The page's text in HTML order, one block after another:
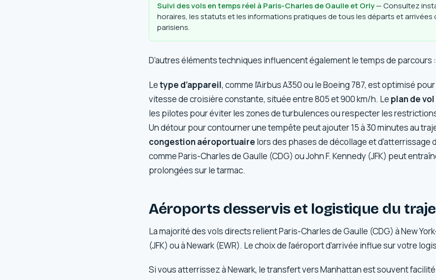
Suivi des vols en temps réel à Paris-Charles de Gaulle et Orly— Consultez
horaires, les statuts et les informations pratiques de tous les départs et arrivées
parisiens.
D’autres éléments techniques influencent également le temps de parcours :
Letype d’appareil, comme l’Airbus A350 ou le Boeing 787, est optimisé
vitesse de croisière constante, située entre 805 et 900 km/h. Le plan de vol
les pilotes pour éviter les zones de turbulences ou respecter les
Un détour pour contourner une tempête peut ajouter 15 à 30 minutes au
congestion aéroportuaire lors des phases de décollage et d’atterrissage
comme Paris-Charles de Gaulle (CDG) ou John F. Kennedy (JFK) peut
prolongées sur le tarmac.
Aéroports desservis et logistique du
La majorité des vols directs relient Paris-Charles de Gaulle (CDG) à New
(JFK) ou à Newark (EWR). Le choix de l’aéroport d’arrivée influe sur votre
Si vous atterrissez à Newark, le transfert vers Manhattan est souvent facilité